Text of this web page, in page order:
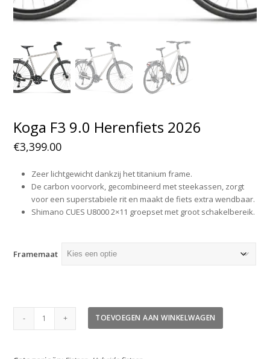
Koga F3 9.0 Herenfiets 2026
€3,399.00
Zeer lichtgewicht dankzij het titanium frame.
De carbon voorvork, gecombineerd met steekassen, zorgt
voor een superstabiele rit en maakt de fiets extra wendbaar.
Shimano CUES U8000 2×11 groepset met groot schakelbereik.
Framemaat
Koga
TOEVOEGEN AAN WINKELWAGEN